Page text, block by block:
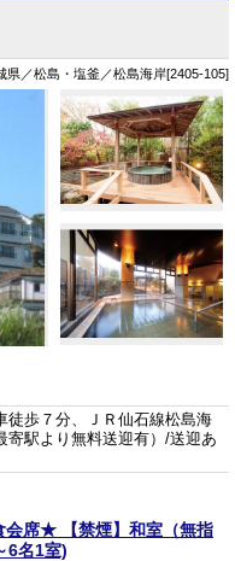
県／松島・塩釜／松島海岸[2405-105]
徒歩７分、ＪＲ仙石線松島海
寄駅より無料送迎有）/送迎あ
席★ 【禁煙】和室（無指
6名1室)